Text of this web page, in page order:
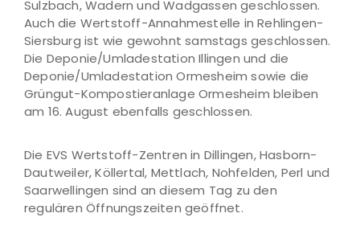
Sulzbach, Wadern und Wadgassen geschlossen.
Auch die Wertstoff-Annahmestelle in Rehlingen-
Siersburg ist wie gewohnt samstags geschlossen.
Die Deponie/Umladestation Illingen und die
Deponie/Umladestation Ormesheim sowie die
Grüngut-Kompostieranlage Ormesheim bleiben
am 16. August ebenfalls geschlossen.
Die EVS Wertstoff-Zentren in Dillingen, Hasborn-
Dautweiler, Köllertal, Mettlach, Nohfelden, Perl und
Saarwellingen sind an diesem Tag zu den
regulären Öffnungszeiten geöffnet.